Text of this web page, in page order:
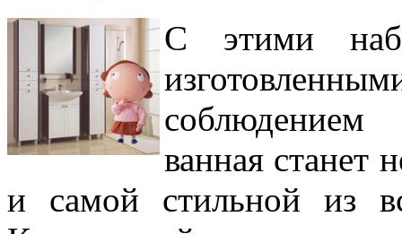
С этими
соблюдением
ванная станет
и самой стильной из